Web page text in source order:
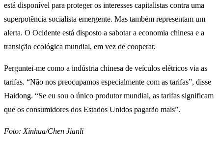
está disponível para proteger os interesses capitalistas contra uma
superpotência socialista emergente. Mas também representam um
alerta. O Ocidente está disposto a sabotar a economia chinesa e a
transição ecológica mundial, em vez de cooperar.
Perguntei-me como a indústria chinesa de veículos elétricos via as
tarifas. “Não nos preocupamos especialmente com as tarifas”, disse
Haidong. “Se eu sou o único produtor mundial, as tarifas significam
que os consumidores dos Estados Unidos pagarão mais”.
Foto: Xinhua/Chen Jianli